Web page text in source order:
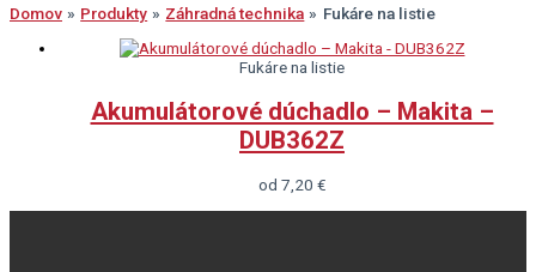
Domov Produkty Záhradná technika Fukáre na listie
Fukáre na listie
Akumulátorové dúchadlo – Makita –
DUB362Z
od 7,20 €